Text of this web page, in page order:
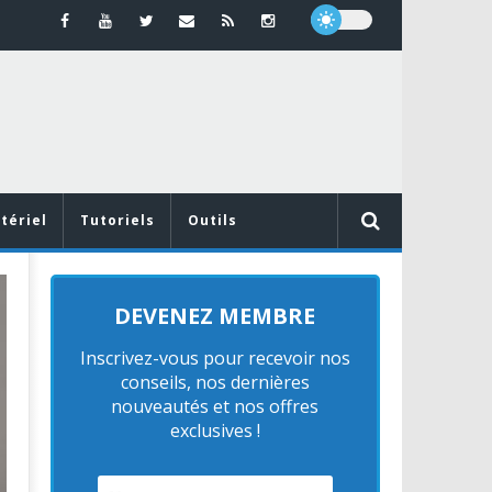
Tutoriels Outils
MATÉRIEL
DEVENEZ MEMBRE
Inscrivez-vous pour recevoir nos
conseils, nos dernières
nouveautés et nos offres
exclusives !